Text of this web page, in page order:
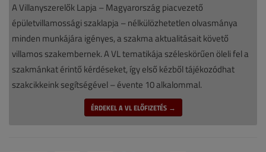
A Villanyszerelők Lapja – Magyarország piacvezető
épületvillamossági szaklapja – nélkülözhetetlen olvasmánya
minden munkájára igényes, a szakma aktualitásait követő
villamos szakembernek. A VL tematikája széleskörűen öleli fel a
szakmánkat érintő kérdéseket, így első kézből tájékozódhat
szakcikkeink segítségével – évente 10 alkalommal.
ÉRDEKEL A VL ELŐFIZETÉS →